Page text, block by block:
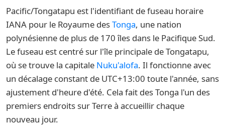
Pacific/Tongatapu est l'identifiant de fuseau horaire
IANA pour le Royaume desTonga, une nation
polynésienne de plus de 170 îles dans le Pacifique Sud.
Le fuseau est centré sur l'île principale de Tongatapu,
où se trouve la capitale Nuku'alofa. Il fonctionne avec
un décalage constant de UTC+13:00 toute l'année, sans
ajustement d'heure d'été. Cela fait des Tonga l'un des
premiers endroits sur Terre à accueillir chaque
nouveau jour.